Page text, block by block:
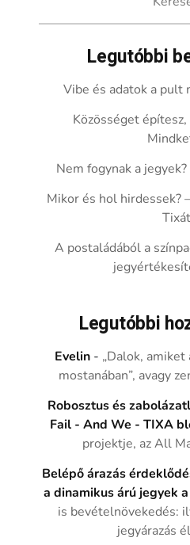
Legutóbbi
Vibe és adatok a pult
Közösséget
Nem fogynak a
Mikor és hol hirdessek?
A postaládából a
Legutóbbi
Evelin - „Dalok,
mostanában”, avagy
Robosztus és
Fail - And We - TIXA
projektje, az All
Belépő árazás
a dinamikus árú jegyek
is bevételnövekedés:
jegyárazás